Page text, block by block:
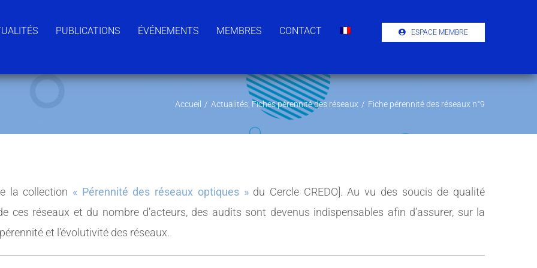
PUBLICATIONS ÉVÉNEMENTS MEMBRES CONTACT ESPACE MEMBRE
Accueil / Actualités Fiches pérennité des réseaux / Fiche pérennité des réseaux n°9
la collection « Pérennité des réseaux optiques »du Cercle CREDO]. Au vu des soucis de qualité
ces réseaux et du nombre d’acteurs, des audits sont devenus indispensables afin d’assurer, sur la
et l’évolutivité des réseaux.